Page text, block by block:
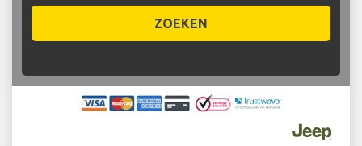
ZOEKEN